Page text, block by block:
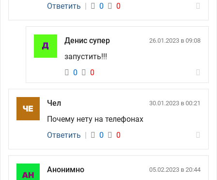
Ответить | 0 0
Денис супер 26.01.2023 в 09:08
запустить!!!
0
0
Чел 30.01.2023 в 00:21
Почему нету на телефонах
Ответить | 0 0
Анонимно 05.02.2023 в 20:44